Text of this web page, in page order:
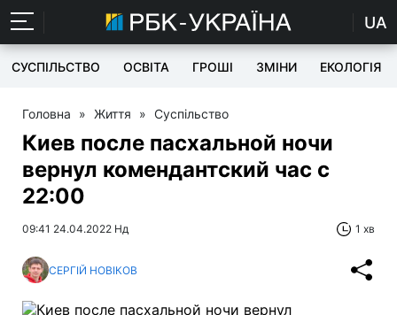
UA
СУСПІЛЬСТВО ОСВІТА ГРОШІ ЗМІНИ ЕКОЛОГІЯ
Головна » Життя » Суспільство
Киев после пасхальной ночи
вернул комендантский час с
22:00
09:41 24.04.2022 Нд 1 хв
СЕРГІЙ НОВІКОВ